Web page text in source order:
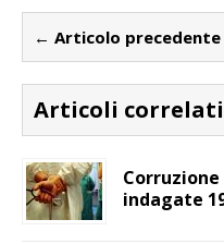
← Articolo precedente
Articoli correlati
indagate